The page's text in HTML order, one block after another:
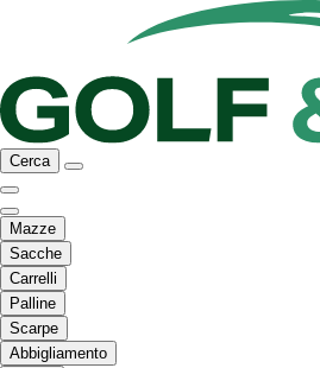
Cerca
Mazze
Sacche
Carrelli
Palline
Scarpe
Abbigliamento